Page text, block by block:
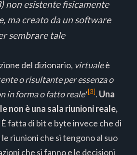
non esistente fisicamente
ma creato da un software
sembrare tale
del dizionario, virtualeè
o risultante per essenza o
in forma o fatto reale'[3]. Una
non è una sala riunioni reale,
È fatta di bit e byte invece che di
riunioni che si tengono al suo
che si fanno e le decisioni